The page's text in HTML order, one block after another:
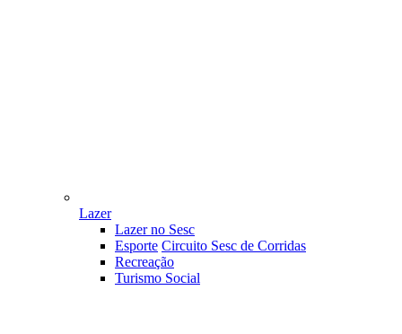
Lazer
Lazer no Sesc
Esporte Circuito Sesc de Corridas
Recreação
Turismo Social